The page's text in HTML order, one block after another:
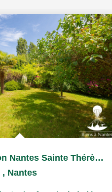
A Vendre Maison Nantes Sainte Thérèse
, Nantes